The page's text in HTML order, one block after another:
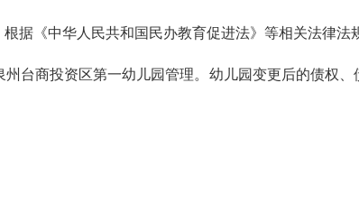
《中华人民共和国民办教育促进法》等相关法律法
商投资区第一幼儿园管理。幼儿园变更后的债权、